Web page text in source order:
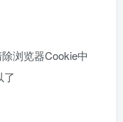
浏览器Cookie中
了